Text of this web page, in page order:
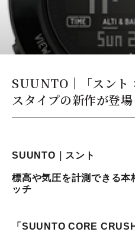
SUUNTO｜「スント
スタイプの新作が登場
SUUNTO｜スント
標高や気圧を計測できる本
ッチ
「SUUNTO CORE